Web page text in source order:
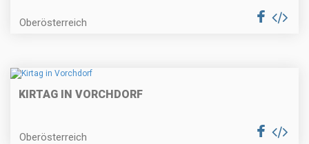
Oberösterreich
KIRTAG IN VORCHDORF
Oberösterreich